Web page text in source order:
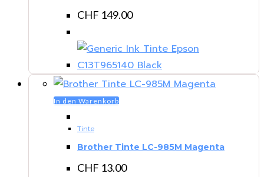
CHF 149.00
In den Warenkorb
Tinte
Brother Tinte LC-985M Magenta
CHF 13.00